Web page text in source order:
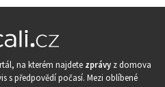
na kterém najdete zprávy z domova
s předpovědí počasí. Mezi oblíbené